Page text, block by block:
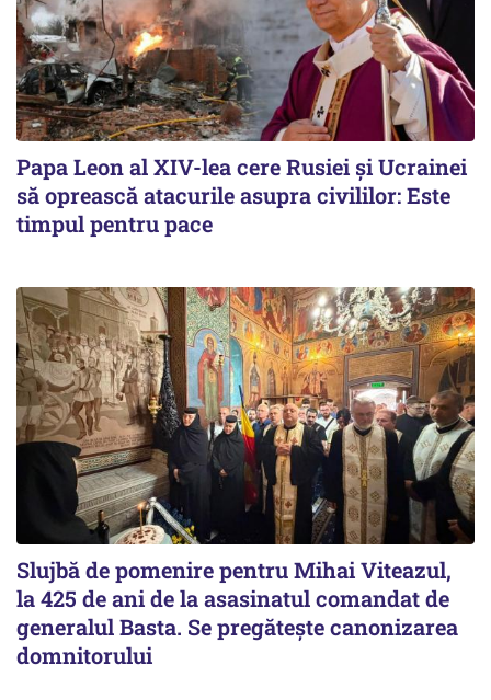
Papa Leon al XIV-lea cere Rusiei și Ucrainei
să oprească atacurile asupra civililor: Este
timpul pentru pace
Slujbă de pomenire pentru Mihai Viteazul,
la 425 de ani de la asasinatul comandat de
generalul Basta. Se pregătește canonizarea
domnitorului